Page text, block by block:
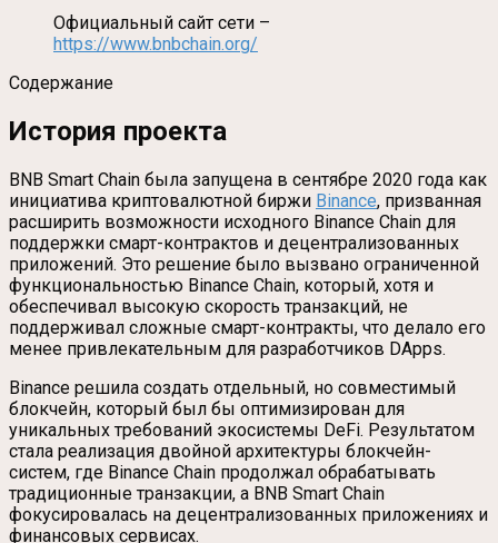
Официальный сайт сети –
https://www.bnbchain.org/
Содержание
История проекта
BNB Smart Chain была запущена в сентябре 2020 года как
инициатива криптовалютной биржи Binance, призванная
расширить возможности исходного Binance Chain для
поддержки смарт-контрактов и децентрализованных
приложений. Это решение было вызвано ограниченной
функциональностью Binance Chain, который, хотя и
обеспечивал высокую скорость транзакций, не
поддерживал сложные смарт-контракты, что делало его
менее привлекательным для разработчиков DApps.
Binance решила создать отдельный, но совместимый
блокчейн, который был бы оптимизирован для
уникальных требований экосистемы DeFi. Результатом
стала реализация двойной архитектуры блокчейн-
систем, где Binance Chain продолжал обрабатывать
традиционные транзакции, а BNB Smart Chain
фокусировалась на децентрализованных приложениях и
финансовых сервисах.